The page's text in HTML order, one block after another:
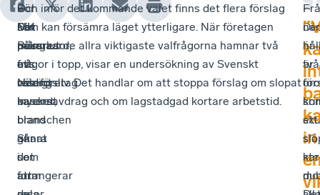
För
MK
Bussresor,
ett
reseföretag
baserat
i
Skara
som
arrangerar
–
Det
påverkar
oss
väldigt
mycket,
bland
annat
i
form
–
För
många
av
oss
i
branschen
går
det
att
Och inför det kommande valet finns det flera förslag
som kan försämra läget ytterligare. När företagen
pekar ut de allra viktigaste valfrågorna hamnar två
frågor i topp, visar en undersökning av Svenskt
Näringsliv. Det handlar om att stoppa förslag om slopat
karensavdrag och om lagstadgad kortare arbetstid.
–
är
två
slå
in
är
ett